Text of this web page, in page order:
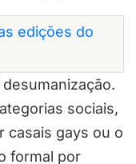
edições do
sociais,
casais gays ou o
formal por